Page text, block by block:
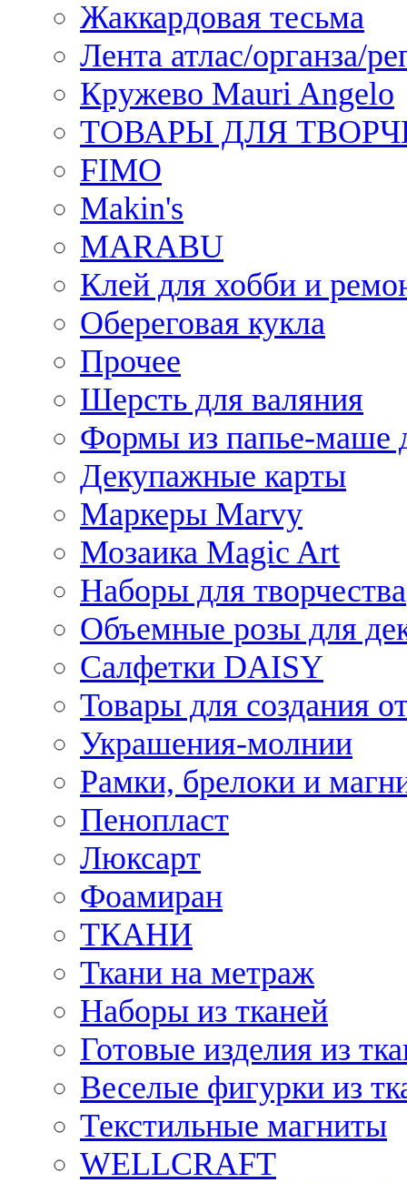
Жаккардовая тесьма
Лента атлас/органза/
Кружево Mauri Angelo
ТОВАРЫ ДЛЯ
FIMO
Makin's
MARABU
Клей для хобби и
Обереговая кукла
Прочее
Шерсть для валяния
Формы из папье-маше
Декупажные карты
Маркеры Marvy
Мозаика Magic Art
Наборы для творчества
Объемные розы для
Салфетки DAISY
Товары для создания
Украшения-молнии
Рамки, брелоки и
Пенопласт
Люксарт
Фоамиран
ТКАНИ
Ткани на метраж
Наборы из тканей
Готовые изделия из
Веселые фигурки из
Текстильные магниты
WELLCRAFT